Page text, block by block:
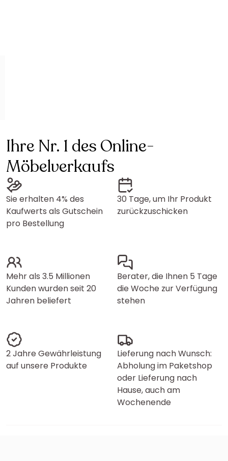
Ihre Nr. 1 des Online-
Möbelverkaufs
Sie erhalten 4% des
Kaufwerts als Gutschein
pro Bestellung
30 Tage, um Ihr Produkt
zurückzuschicken
Mehr als 3.5 Millionen
Kunden wurden seit 20
Jahren beliefert
Berater, die Ihnen 5 Tage
die Woche zur Verfügung
stehen
2 Jahre Gewährleistung
auf unsere Produkte
Lieferung nach Wunsch:
Abholung im Paketshop
oder Lieferung nach
Hause, auch am
Wochenende